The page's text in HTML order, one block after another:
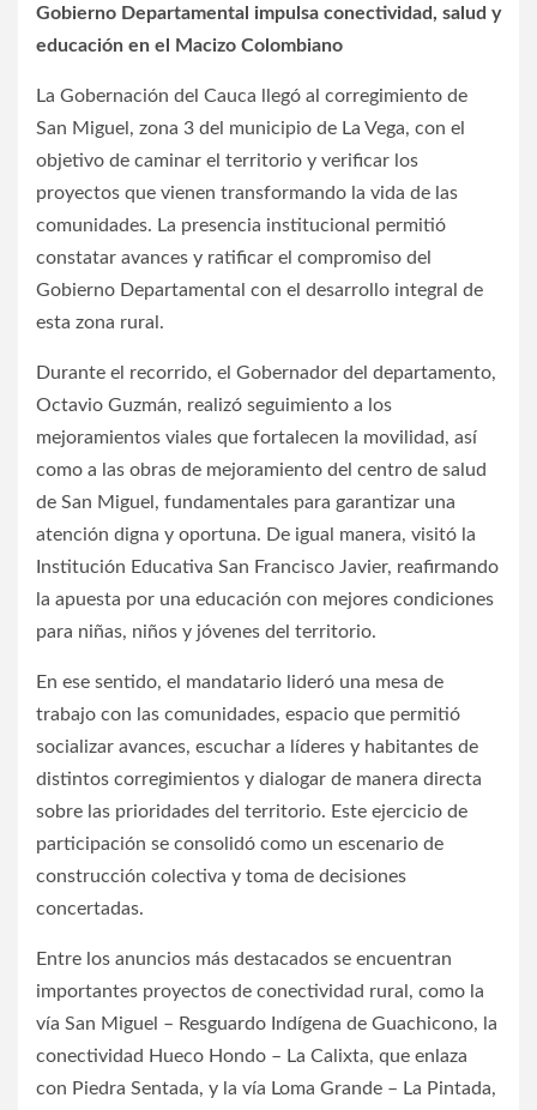
Gobierno Departamental impulsa conectividad, salud y
educación en el Macizo Colombiano
La Gobernación del Cauca llegó al corregimiento de
San Miguel, zona 3 del municipio de La Vega, con el
objetivo de caminar el territorio y verificar los
proyectos que vienen transformando la vida de las
comunidades. La presencia institucional permitió
constatar avances y ratificar el compromiso del
Gobierno Departamental con el desarrollo integral de
esta zona rural.
Durante el recorrido, el Gobernador del departamento,
Octavio Guzmán, realizó seguimiento a los
mejoramientos viales que fortalecen la movilidad, así
como a las obras de mejoramiento del centro de salud
de San Miguel, fundamentales para garantizar una
atención digna y oportuna. De igual manera, visitó la
Institución Educativa San Francisco Javier, reafirmando
la apuesta por una educación con mejores condiciones
para niñas, niños y jóvenes del territorio.
En ese sentido, el mandatario lideró una mesa de
trabajo con las comunidades, espacio que permitió
socializar avances, escuchar a líderes y habitantes de
distintos corregimientos y dialogar de manera directa
sobre las prioridades del territorio. Este ejercicio de
participación se consolidó como un escenario de
construcción colectiva y toma de decisiones
concertadas.
Entre los anuncios más destacados se encuentran
importantes proyectos de conectividad rural, como la
vía San Miguel – Resguardo Indígena de Guachicono, la
conectividad Hueco Hondo – La Calixta, que enlaza
con Piedra Sentada, y la vía Loma Grande – La Pintada,